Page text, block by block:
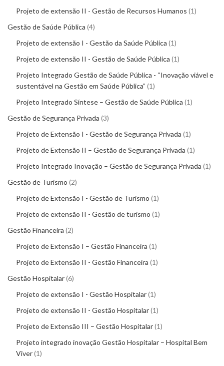
Projeto de extensão II - Gestão de Recursos Humanos 1
Gestão de Saúde Pública 4
Projeto de extensão I - Gestão da Saúde Pública 1
Projeto de extensão II - Gestão de Saúde Pública 1
Projeto Integrado Gestão de Saúde Pública - “Inovação viável e
sustentável na Gestão em Saúde Pública” 1
Projeto Integrado Síntese – Gestão de Saúde Pública 1
Gestão de Segurança Privada 3
Projeto de Extensão I - Gestão de Segurança Privada 1
Projeto de Extensão II – Gestão de Segurança Privada 1
Projeto Integrado Inovação – Gestão de Segurança Privada 1
Gestão de Turismo 2
Projeto de Extensão I - Gestão de Turismo 1
Projeto de extensão II - Gestão de turismo 1
Gestão Financeira 2
Projeto de Extensão I – Gestão Financeira 1
Projeto de Extensão II - Gestão Financeira 1
Gestão Hospitalar 6
Projeto de extensão I - Gestão Hospitalar 1
Projeto de extensão II - Gestão Hospitalar 1
Projeto de Extensão III – Gestão Hospitalar 1
Projeto integrado inovação Gestão Hospitalar – Hospital Bem
Viver 1